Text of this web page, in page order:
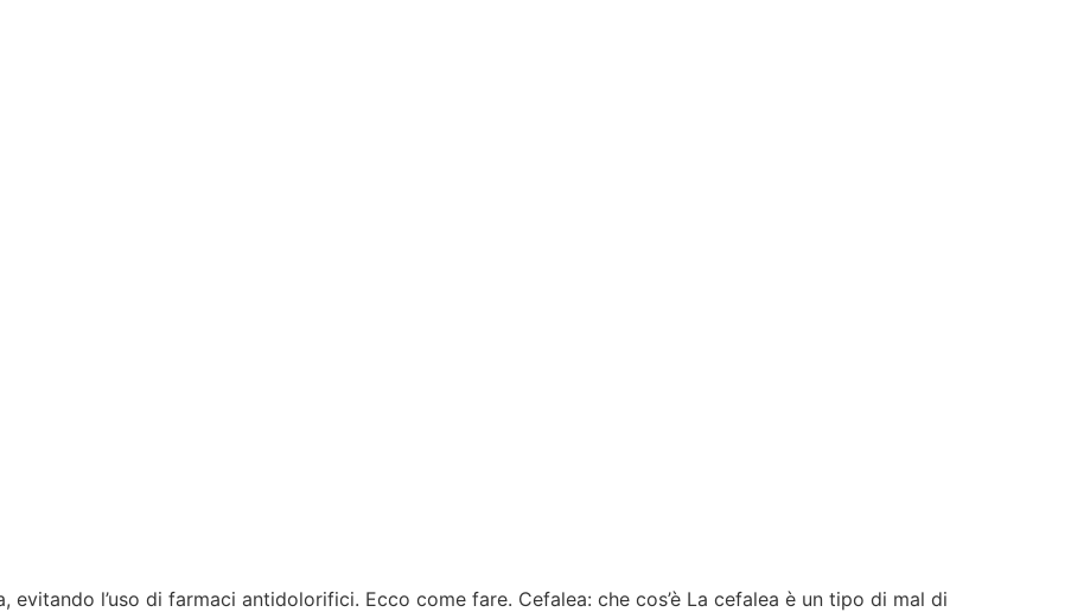
evitando l’uso di farmaci antidolorifici. Ecco come fare. Cefalea: che cos’è La cefalea è un tipo di mal di